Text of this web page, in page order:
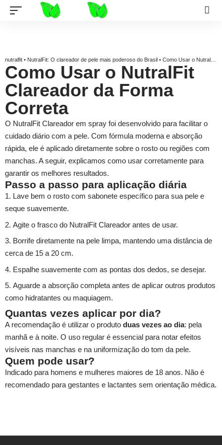
nutralfit • NutralFit: O clareador de pele mais poderoso do Brasil • Como Usar o NutralFit Corretamente
Como Usar o NutralFit
Clareador da Forma
Correta
O NutralFit Clareador em spray foi desenvolvido para facilitar o
cuidado diário com a pele. Com fórmula moderna e absorção
rápida, ele é aplicado diretamente sobre o rosto ou regiões com
manchas. A seguir, explicamos como usar corretamente para
garantir os melhores resultados.
Passo a passo para aplicação diária
Lave bem o rosto com sabonete específico para sua pele e
seque suavemente.
Agite o frasco do NutralFit Clareador antes de usar.
Borrife diretamente na pele limpa, mantendo uma distância de
cerca de 15 a 20 cm.
Espalhe suavemente com as pontas dos dedos, se desejar.
Aguarde a absorção completa antes de aplicar outros produtos
como hidratantes ou maquiagem.
Quantas vezes aplicar por dia?
A recomendação é utilizar o produto duas vezes ao dia: pela
manhã e à noite. O uso regular é essencial para notar efeitos
visíveis nas manchas e na uniformização do tom da pele.
Quem pode usar?
Indicado para homens e mulheres maiores de 18 anos. Não é
recomendado para gestantes e lactantes sem orientação médica.